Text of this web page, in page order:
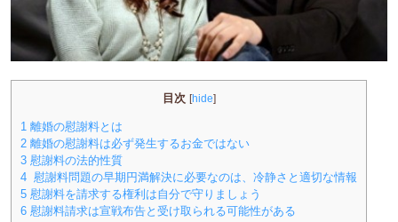
目次 [hide]
1 離婚の慰謝料とは
2 離婚の慰謝料は必ず発生するお金ではない
3 慰謝料の法的性質
4 慰謝料問題の早期円満解決に必要なのは、冷静さと適切な情報
5 慰謝料を請求する権利は自分で守りましょう
6 慰謝料請求は宣戦布告と受け取られる可能性がある